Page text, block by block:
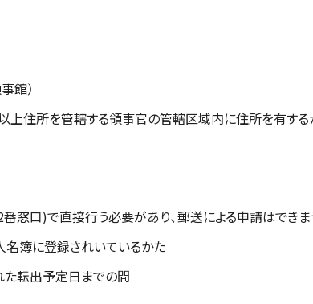
館）
上住所を管轄する領事官の管轄区域内に住所を有する
口)で直接行う必要があり、郵送による申請はできま
簿に登録されいているかた
た転出予定日までの間